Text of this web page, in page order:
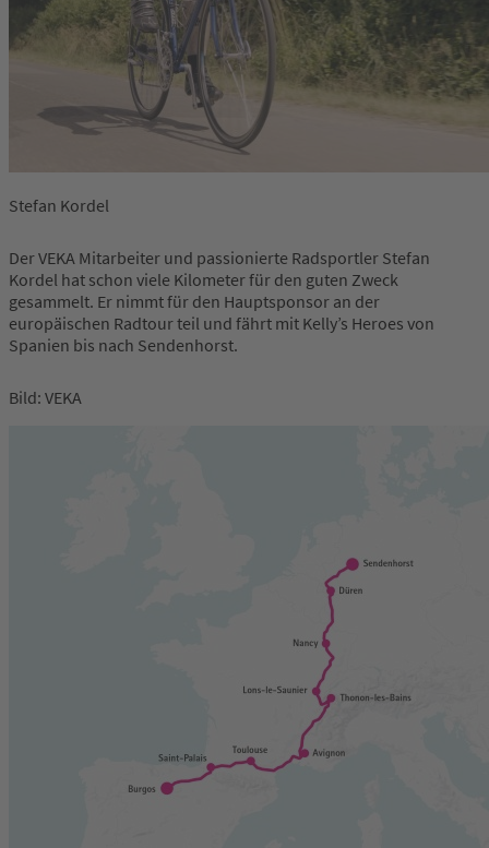
Stefan Kordel
Der VEKA Mitarbeiter und passionierte Radsportler Stefan
Kordel hat schon viele Kilometer für den guten Zweck
gesammelt. Er nimmt für den Hauptsponsor an der
europäischen Radtour teil und fährt mit Kelly’s Heroes von
Spanien bis nach Sendenhorst.
Bild: VEKA